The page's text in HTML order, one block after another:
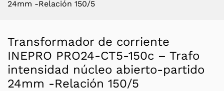
24mm -Relación 150/5
Transformador de corriente
INEPRO PRO24-CT5-150c – Trafo
intensidad núcleo abierto-partido
24mm -Relación 150/5